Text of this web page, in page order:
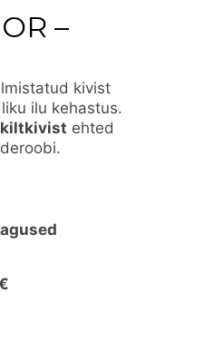
–
kivist
ilu kehastus.
kiltkivist ehted